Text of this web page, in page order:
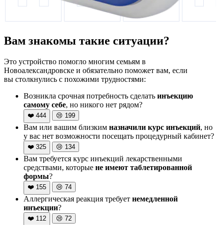
Вам знакомы такие ситуации?
Это устройство помогло многим семьям в
Новоалександровске и обязательно поможет вам, если
вы столкнулись с похожими трудностями:
Возникла срочная потребность сделать инъекцию
самому себе, но никого нет рядом?
❤️ 444 😢 199
Вам или вашим близким назначили курс инъекций, но
у вас нет возможности посещать процедурный кабинет?
❤️ 325 😢 134
Вам требуется курс инъекций лекарственными
средствами, которые не имеют таблетированной
формы?
❤️ 155 😢 74
Аллергическая реакция требует немедленной
инъекции?
❤️ 112 😢 72